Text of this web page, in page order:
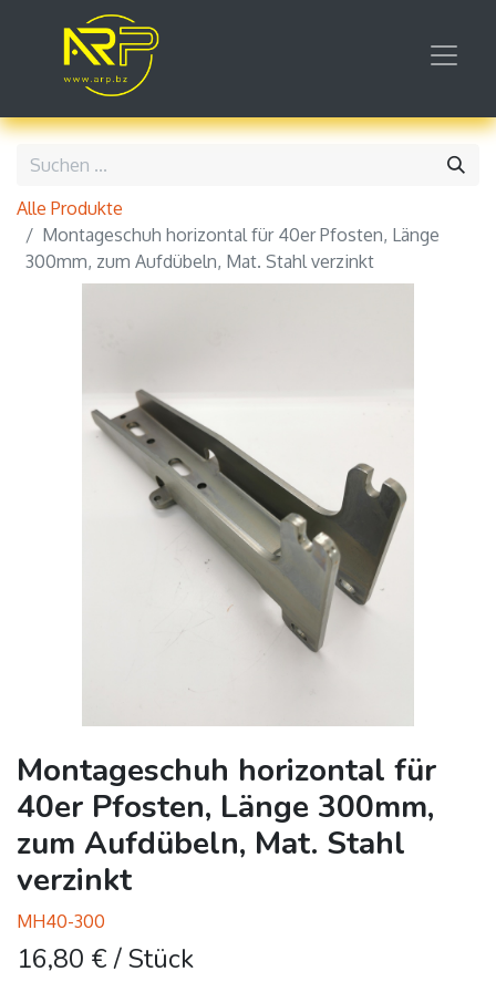
Alle Produkte
Montageschuh horizontal für 40er Pfosten, Länge
300mm, zum Aufdübeln, Mat. Stahl verzinkt
Montageschuh horizontal für
40er Pfosten, Länge 300mm,
zum Aufdübeln, Mat. Stahl
verzinkt
MH40-300
16,80 € / Stück